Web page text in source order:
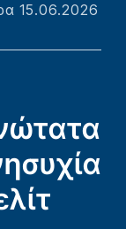
15.06.2026